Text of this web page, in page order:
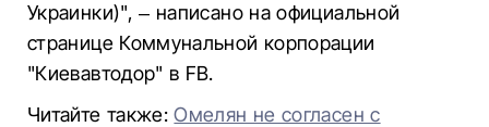
Украинки)", – написано на официальной
странице Коммунальной корпорации
"Киевавтодор" в FB.
Читайте также:Омелян не согласен с